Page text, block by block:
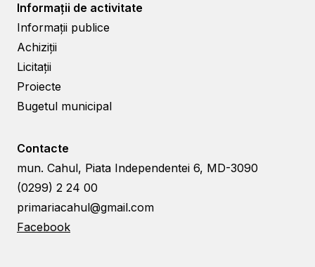
Informații de activitate
Informații publice
Achiziții
Licitații
Proiecte
Bugetul municipal
Contacte
mun. Cahul, Piata Independentei 6, MD-3090
(0299) 2 24 00
primariacahul@gmail.com
Facebook